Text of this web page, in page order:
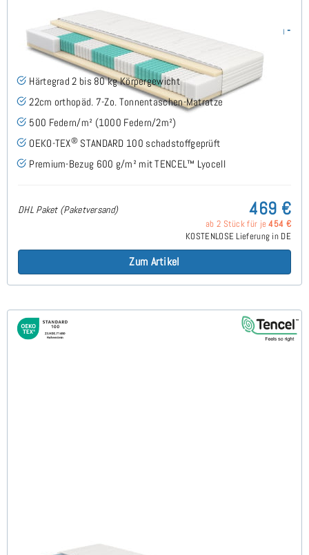
SERA H2 (TENCEL™ Lyocell) TTFK-Matratze 130x200 cm -
Sonderanfertigung
(489)
Härtegrad 2 bis 80 kg Körpergewicht
22cm orthopäd. 7-Zo. Tonnentaschen-Matratze
500 Federn/m² (1000 Federn/2m²)
OEKO-TEX® STANDARD 100 schadstoffgeprüft
Premium-Bezug 600 g/m² mit TENCEL™ Lyocell
DHL Paket (Paketversand) 469 €
ab 2 Stück für je454 €
KOSTENLOSE Lieferung in DE
Zum Artikel